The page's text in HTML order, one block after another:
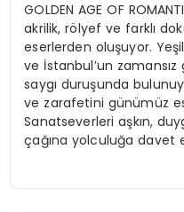
GOLDEN AGE OF
akrilik, rölyef ve farklı
eserlerden oluşuyor.
ve İstanbul’un zamansız
saygı duruşunda
ve zarafetini günümüz
Sanatseverleri aşkın,
çağına yolculuğa davet